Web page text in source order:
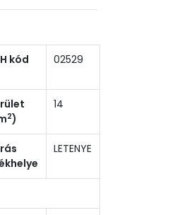
kód 02529
2)
14
LETENYE